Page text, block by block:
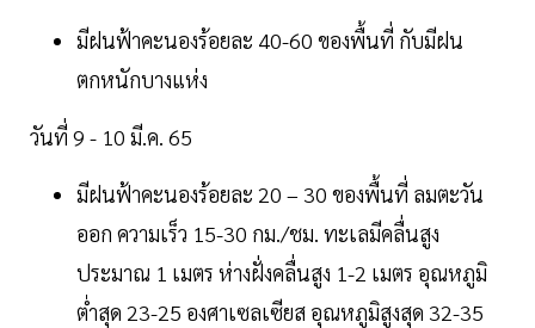
มีฝนฟ้าคะนองร้อยละ 40-60 ของพื้นที่ กับมีฝน
ตกหนักบางแห่ง
วันที่ 9 - 10 มี.ค. 65
มีฝนฟ้าคะนองร้อยละ 20 – 30 ของพื้นที่ ลมตะวัน
ออก ความเร็ว 15-30 กม./ชม. ทะเลมีคลื่นสูง
ประมาณ 1 เมตร ห่างฝั่งคลื่นสูง 1-2 เมตร อุณหภูมิ
ต่ำสุด 23-25 องศาเซลเซียส อุณหภูมิสูงสุด 32-35